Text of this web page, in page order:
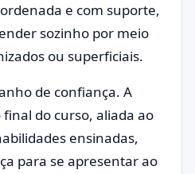
e com suporte,
sozinho por meio
ou superficiais.
de confiança. A
do curso, aliada ao
ensinadas,
para se apresentar ao